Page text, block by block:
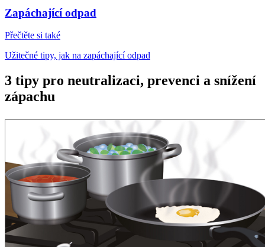
Zapáchající odpad
Přečtěte si také
Užitečné tipy, jak na zapáchající odpad
3 tipy pro neutralizaci, prevenci a snížení
zápachu